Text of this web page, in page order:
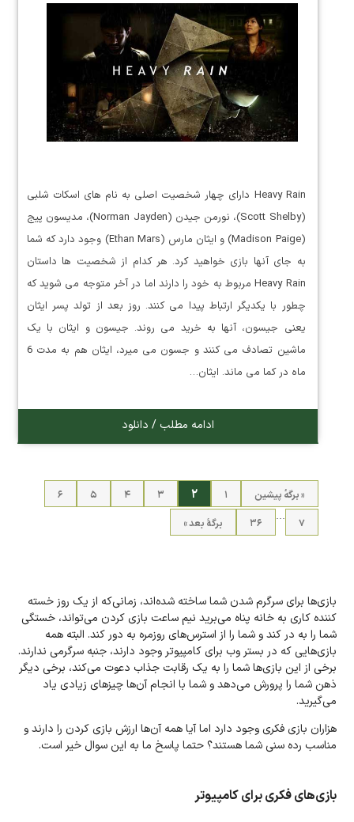
Heavy Rain دارای چهار شخصیت اصلی به نام های اسکات شلبی
(Scott Shelby)، نورمن جیدن (Norman Jayden)، مدیسون پیج
(Madison Paige) و ایثان مارس (Ethan Mars) وجود دارد که شما
به جای آنها بازی خواهید کرد. هر کدام از شخصیت ها داستان
Heavy Rain مربوط به خود را دارند اما در آخر متوجه می شوید که
چطور با یکدیگر ارتباط پیدا می کنند. روز بعد از تولد پسر ایثان
یعنی جیسون، آنها به خرید می روند. جیسون و ایثان با یک
ماشین تصادف می کنند و جسون می میرد، ایثان هم به مدت 6
ماه در کما می ماند. ایثان…
ادامه مطلب / دانلود
« برگه‌ٔ پیشین ۱ ۲ ۳ ۴ ۵
۶
۷
…
۳۶ برگهٔ بعد »
بازی‌ها برای سرگرم شدن شما ساخته شده‌اند، زمانی‌که از یک روز خسته
کننده کاری به خانه پناه می‌برید نیم ساعت بازی کردن می‌تواند، خستگی
شما را به در کند و شما را از استرس‌های روزمره به دور کند. البته همه
بازی‌هایی که در بستر وب برای کامپیوتر وجود دارند، جنبه سرگرمی ندارند.
برخی از این بازی‌ها شما را به یک رقابت جذاب دعوت می‌کند، برخی دیگر
ذهن شما را پرورش می‌دهد و شما با انجام آن‌ها چیزهای زیادی یاد
می‌گیرید.
هزاران بازی فکری وجود دارد اما آیا همه آن‌ها ارزش بازی کردن را دارند و
مناسب رده سنی شما هستند؟ حتما پاسخ ما به این سوال خیر است.
بازی‌های فکری برای کامپیوتر